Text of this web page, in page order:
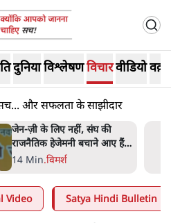
दुनियाविश्लेषणविचारवीडियो
सच... और सफलता के साझीदार
ईरान ने जारी किया मुजतबा
खामेनेई का वीडियो; स्वास्थ्य पर
इसराइली मीडिया में चल रही थीं
7 Min.दुनिया
Video Satya Hindi Bulletin